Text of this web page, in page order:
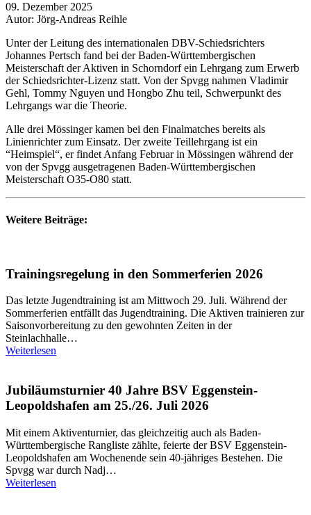
09. Dezember 2025
Autor: Jörg-Andreas Reihle
Unter der Leitung des internationalen DBV-Schiedsrichters
Johannes Pertsch fand bei der Baden-Württembergischen
Meisterschaft der Aktiven in Schorndorf ein Lehrgang zum Erwerb
der Schiedsrichter-Lizenz statt. Von der Spvgg nahmen Vladimir
Gehl, Tommy Nguyen und Hongbo Zhu teil, Schwerpunkt des
Lehrgangs war die Theorie.
Alle drei Mössinger kamen bei den Finalmatches bereits als
Linienrichter zum Einsatz. Der zweite Teillehrgang ist ein
“Heimspiel“, er findet Anfang Februar in Mössingen während der
von der Spvgg ausgetragenen Baden-Württembergischen
Meisterschaft O35-O80 statt.
Weitere Beiträge:
Trainingsregelung in den Sommerferien 2026
Das letzte Jugendtraining ist am Mittwoch 29. Juli. Während der
Sommerferien entfällt das Jugendtraining. Die Aktiven trainieren zur
Saisonvorbereitung zu den gewohnten Zeiten in der
Steinlachhalle…
Weiterlesen
Jubiläumsturnier 40 Jahre BSV Eggenstein-
Leopoldshafen am 25./26. Juli 2026
Mit einem Aktiventurnier, das gleichzeitig auch als Baden-
Württembergische Rangliste zählte, feierte der BSV Eggenstein-
Leopoldshafen am Wochenende sein 40-jähriges Bestehen. Die
Spvgg war durch Nadj…
Weiterlesen